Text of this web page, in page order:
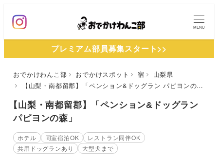
ン
MENU
プレミアム部員募集スタート>>
おでかけわんこ部 おでかけスポット 宿
山梨県
【山梨・南都留郡】「ペンション&ドッグラン パピヨンの森」
【山梨・南都留郡】「ペンション&ドッグラン
パピヨンの森」
ホテル 同室宿泊OK
レストラン同伴OK
共用ドッグランあり
大型犬まで